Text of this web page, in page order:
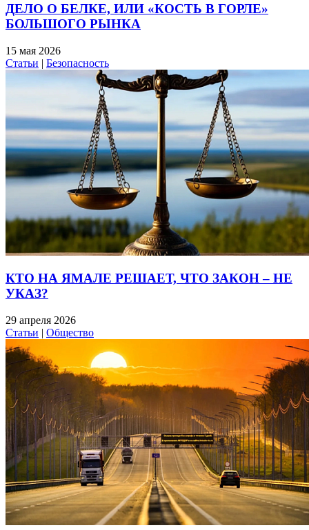
ДЕЛО О БЕЛКЕ, ИЛИ «КОСТЬ В ГОРЛЕ»
БОЛЬШОГО РЫНКА
15 мая 2026
Статьи | Безопасность
КТО НА ЯМАЛЕ РЕШАЕТ, ЧТО ЗАКОН – НЕ
УКАЗ?
29 апреля 2026
Статьи | Общество